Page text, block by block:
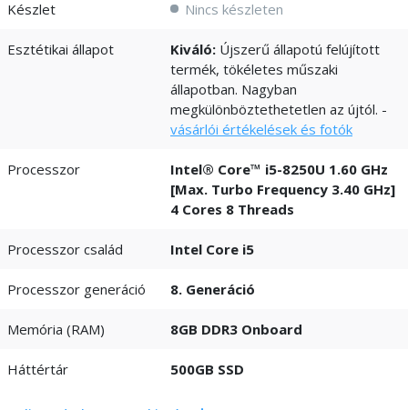
Készlet Nincs készleten
Esztétikai állapot Kiváló: Újszerű állapotú felújított
termék, tökéletes műszaki
állapotban. Nagyban
megkülönböztethetetlen az újtól. -
vásárlói értékelések és fotók
Processzor
Intel® Core™ i5-8250U 1.60 GHz
[Max. Turbo Frequency 3.40 GHz]
4 Cores 8 Threads
Processzor család Intel Core i5
Processzor generáció 8. Generáció
Memória (RAM) 8GB DDR3 Onboard
Háttértár 500GB SSD